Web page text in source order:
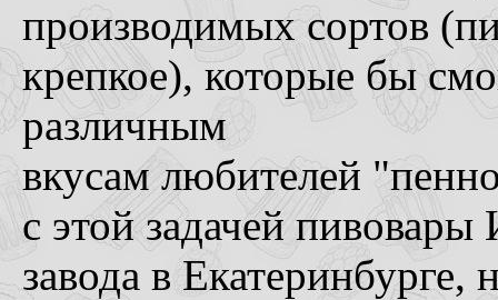
производимых сортов
крепкое), которые бы
различным
вкусам любителей
с этой задачей пивовары
завода в Екатеринбурге,